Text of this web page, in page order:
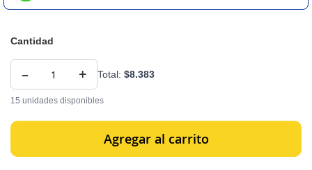
Cantidad
– + Total: $8.383
15 unidades disponibles
Agregar al carrito